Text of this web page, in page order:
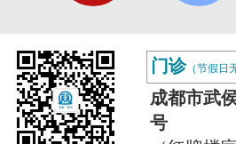
门诊（节假日
成都市武
号